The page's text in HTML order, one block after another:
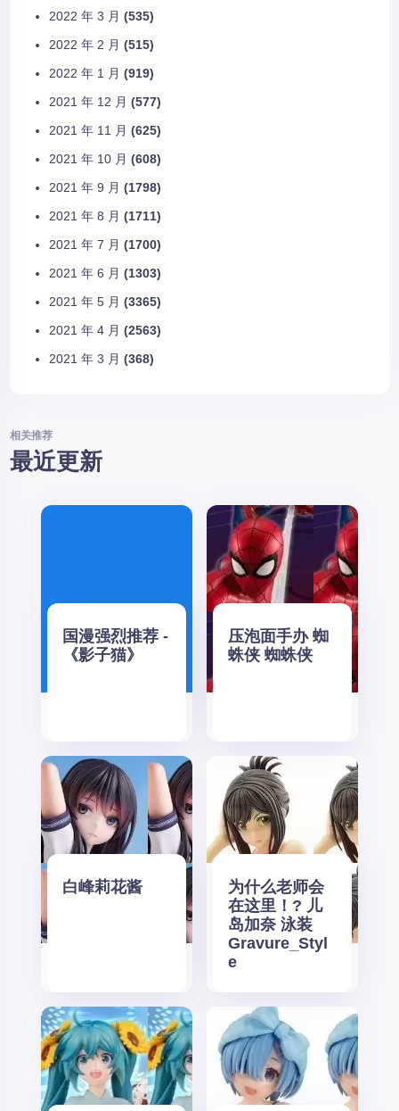
2022 年 3 月 (535)
2022 年 2 月 (515)
2022 年 1 月 (919)
2021 年 12 月 (577)
2021 年 11 月 (625)
2021 年 10 月 (608)
2021 年 9 月 (1798)
2021 年 8 月 (1711)
2021 年 7 月 (1700)
2021 年 6 月 (1303)
2021 年 5 月 (3365)
2021 年 4 月 (2563)
2021 年 3 月 (368)
相关推荐
最近更新
国漫强烈推荐 -
《影子猫》
压泡面手办 蜘
蛛侠 蜘蛛侠
白峰莉花酱
为什么老师会
在这里！? 儿
岛加奈 泳装
Gravure_Styl
e